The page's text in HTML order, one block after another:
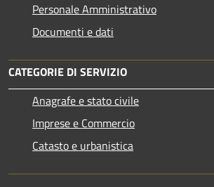
Personale Amministrativo
Documenti e dati
CATEGORIE DI SERVIZIO
Anagrafe e stato civile
Imprese e Commercio
Catasto e urbanistica